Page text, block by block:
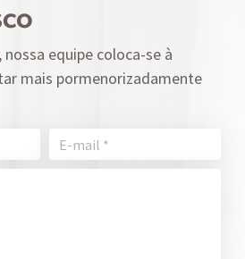
equipe coloca-se à
mais pormenorizadamente